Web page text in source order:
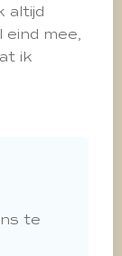
altijd
eind mee,
ik
te